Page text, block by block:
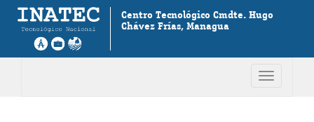
Centro Tecnológico Cmdte. Hugo
Chávez Frías, Managua
Toggle